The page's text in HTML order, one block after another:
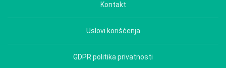
Kontakt
Uslovi korišćenja
GDPR politika privatnosti